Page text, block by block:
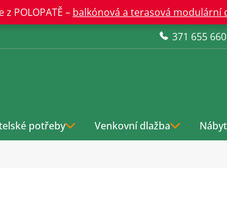
z POLOPATĚ – balkónová a terasová modulární
371 655 660
potřeby Venkovní dlažba